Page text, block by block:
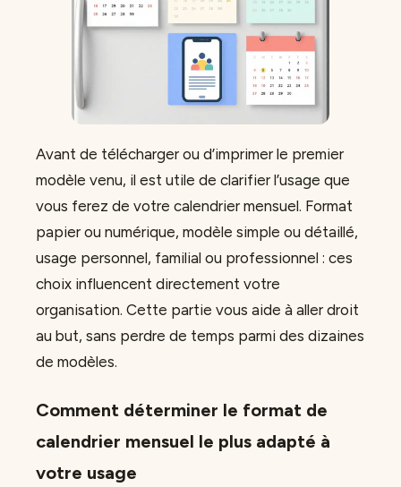
Avant de télécharger ou d’imprimer le premier
modèle venu, il est utile de clarifier l’usage que
vous ferez de votre calendrier mensuel. Format
papier ou numérique, modèle simple ou détaillé,
usage personnel, familial ou professionnel : ces
choix influencent directement votre
organisation. Cette partie vous aide à aller droit
au but, sans perdre de temps parmi des dizaines
de modèles.
Comment déterminer le format de
calendrier mensuel le plus adapté à
votre usage